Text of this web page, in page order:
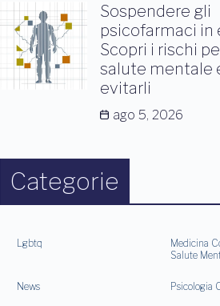
Sospendere gli
psicofarmaci in
Scopri i rischi
salute mentale
evitarli
ago 5, 2026
Categorie
Lgbtq
Medicina
Salute
News Psicologia